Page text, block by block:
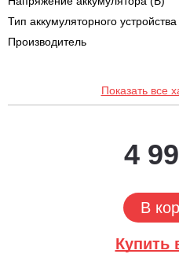
Тип аккумуляторного устройства
Производитель
Показать все
4
В
Купить